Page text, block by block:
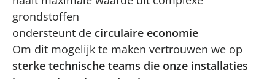
grondstoffen
ondersteunt de circulaire economie
Om dit mogelijk te maken vertrouwen we op
sterke technische teams die onze installaties